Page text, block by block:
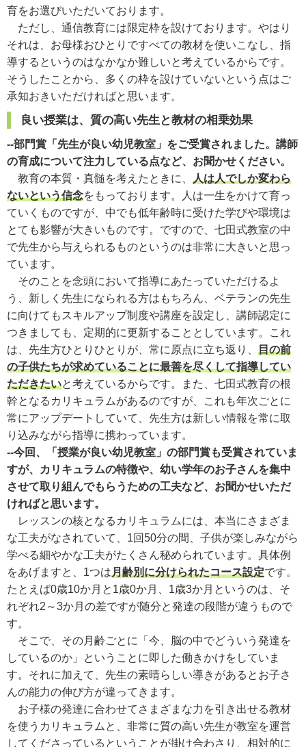
育をお選びいただいております。
ただし、通信教育には限定枠を設けております。やはり
それは、お母様おひとりですべての教材を使いこなし、指
導するというのはなかなか難しいと考えているからです。
そうしたことから、多くの枠を設けていないという点はご
承知おきいただければと思います。
良い授業は、質の高い先生と教材の相乗効果
--部門賞「先生が良い幼児教室」をご受賞されました。講師
の育成について注力している点など、お聞かせください。
教育の本質・真髄を考えたときに、 人は人でしか変わら
ないという信念をもっております。人は一生をかけて育っ
ていくものですが、中でも低年齢時に受けた学びや環境は
とても影響が大きいものです。ですので、七田式教室の中
で先生から与えられるものというのは非常に大きいと思っ
ています。
そのことを念頭において指導にあたっていただけるよ
う、新しく先生になられる方はもちろん、ベテランの先生
に向けてもスキルアップ制度や講座を設定し、講師認定に
つきましても、定期的に更新することとしています。これ
は、先生方ひとりひとりが、常に原点に立ち返り、 目の前
の子供たちが求めていることに最善を尽くして指導してい
ただきたいと考えているからです。また、七田式教育の根
幹となるカリキュラムがあるのですが、これも年次ごとに
常にアップデートしていて、先生方は新しい情報を常に取
り込みながら指導に携わっています。
--今回、「授業が良い幼児教室」の部門賞も受賞されていま
すが、カリキュラムの特徴や、幼い学年のお子さんを集中
させて取り組んでもらうための工夫など、お聞かせいただ
ければと思います。
レッスンの核となるカリキュラムには、本当にさまざま
な工夫がなされていて、1回50分の間、子供が楽しみながら
学べる細やかな工夫がたくさん秘められています。具体例
をあげますと、1つは月齢別に分けられたコース設定です。
たとえば0歳10か月と1歳0か月、1歳3か月というのは、そ
れぞれ2～3か月の差ですが随分と発達の段階が違うもので
す。
そこで、その月齢ごとに「今、脳の中でどういう発達を
しているのか」ということに即した働きかけをしていま
す。それに加えて、先生の素晴らしい導きがあるとお子さ
んの能力の伸び方が違ってきます。
お子様の発達に合わせてさまざまな力を引き出せる教材
を使うカリキュラムと、非常に質の高い先生が教室を運営
してくださっているということが掛け合わさり、相対的に